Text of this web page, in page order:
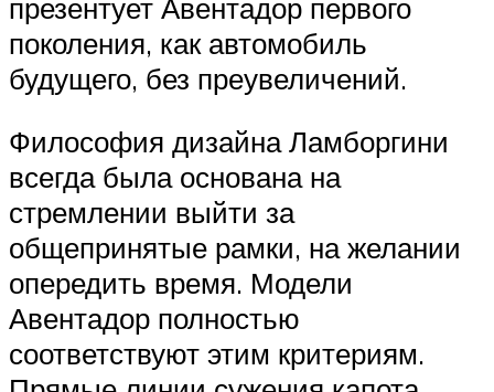
презентует Авентадор первого
поколения, как автомобиль
будущего, без преувеличений.
Философия дизайна Ламборгини
всегда была основана на
стремлении выйти за
общепринятые рамки, на желании
опередить время. Модели
Авентадор полностью
соответствуют этим критериям.